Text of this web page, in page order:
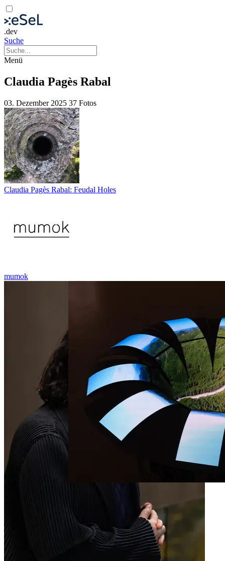
.dev
Suche
Menü
Claudia Pagès Rabal
03. Dezember 2025 37 Fotos
Claudia Pagès Rabal: Feudal Holes
mumok